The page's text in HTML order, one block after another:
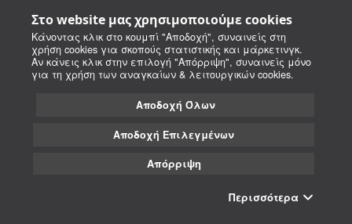
Στο website μας χρησιμοποιούμε cookies
Κάνοντας κλικ στο κουμπί "Αποδοχή", συναινείς στη
χρήση cookies για σκοπούς στατιστικής και μάρκετινγκ.
Αν κάνεις κλικ στην επιλογή "Απόρριψη", συναινείς μόνο
για τη χρήση των αναγκαίων & λειτουργικών cookies.
Αποδοχή Όλων
Αποδοχή Επιλεγμένων
Απόρριψη
Περισσότερα